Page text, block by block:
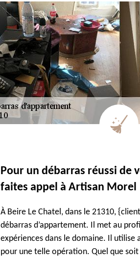
Pour un débarras réussi de
faites appel à Artisan Morel
À Beire Le Chatel, dans le 21310,
débarras d’appartement. Il met au
expériences dans le domaine. Il utilise
pour une telle opération. Quel que